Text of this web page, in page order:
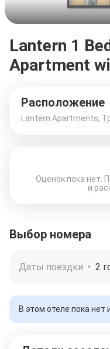
Lantern 1
Apartment
Расположение
Lantern Apartments,
Оценок пока нет.
и
Выбор номера
Даты поездки • 2
В этом отеле пока